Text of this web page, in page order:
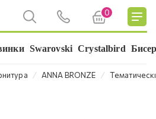
0
Swarovski Crystalbird
⁄ ANNA BRONZE ⁄